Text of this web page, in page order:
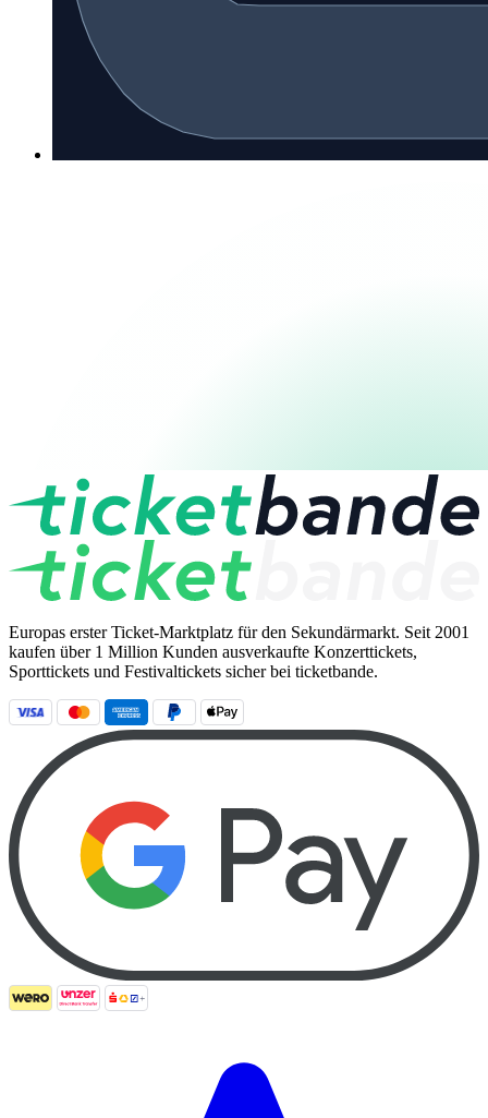
Europas erster Ticket-Marktplatz für den Sekundärmarkt. Seit 2001
kaufen über 1 Million Kunden ausverkaufte Konzerttickets,
Sporttickets und Festivaltickets sicher bei ticketbande.